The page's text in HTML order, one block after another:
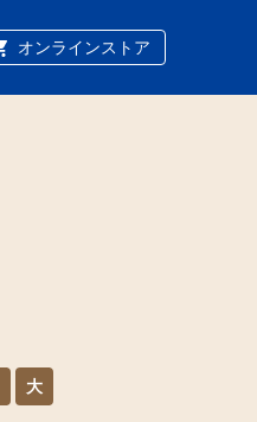
オンラインストア
大